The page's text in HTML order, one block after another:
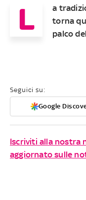
L
a
torna
palco
Seguici su:
Google
Iscriviti alla nostra
aggiornato sulle